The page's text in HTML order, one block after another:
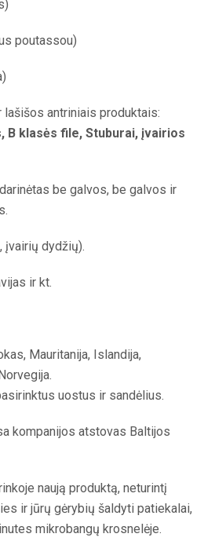
poutassou)
lašišos antriniais produktais:
B klasės file, Stuburai, įvairios
be galvos, be galvos ir
įvairių dydžių).
ir kt.
Mauritanija, Islandija,
uostus ir sandėlius.
kompanijos atstovas Baltijos
naują produktą, neturintį
ir jūrų gėrybių šaldyti patiekalai,
mikrobangų krosnelėje.